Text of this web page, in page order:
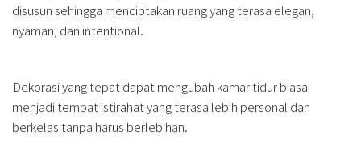
disusun sehingga menciptakan ruang yang terasa elegan,
nyaman, dan intentional.
Dekorasi yang tepat dapat mengubah kamar tidur biasa
menjadi tempat istirahat yang terasa lebih personal dan
berkelas tanpa harus berlebihan.